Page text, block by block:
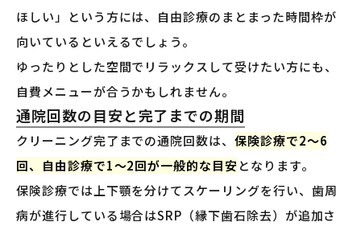
ほしい」という方には、自由診療のまとまった時間枠が
向いているといえるでしょう。
ゆったりとした空間でリラックスして受けたい方にも、
自費メニューが合うかもしれません。
通院回数の目安と完了までの期間
クリーニング完了までの通院回数は、 保険診療で2〜6
回、自由診療で1〜2回が一般的な目安となります。
保険診療では上下顎を分けてスケーリングを行い、歯周
病が進行している場合はSRP（縁下歯石除去）が追加さ